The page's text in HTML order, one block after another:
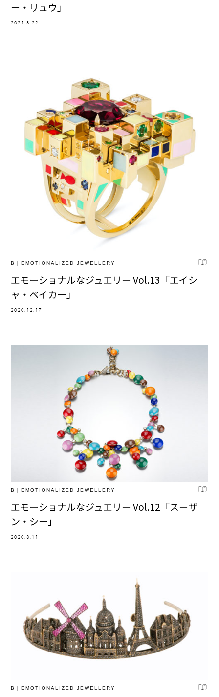
ー・リュウ」
2025.8.22
B｜EMOTIONALIZED JEWELLERY
エモーショナルなジュエリー Vol.13「エイシ
ャ・ベイカー」
2020.12.17
B｜EMOTIONALIZED JEWELLERY
エモーショナルなジュエリー Vol.12「スーザ
ン・シー」
2020.8.11
B｜EMOTIONALIZED JEWELLERY